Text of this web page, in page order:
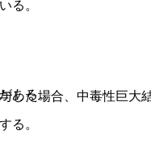
る。
ある。
る。
た場合、中毒性巨大